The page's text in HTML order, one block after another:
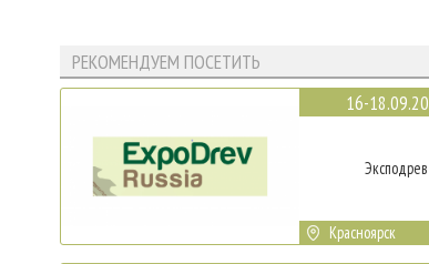
РЕКОМЕНДУЕМ ПОСЕТИТЬ
16-
Эксподрев
Красноярск